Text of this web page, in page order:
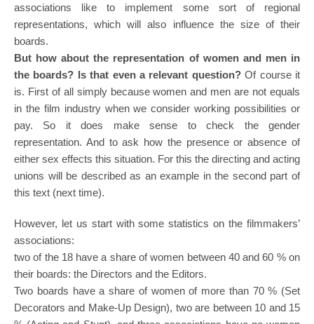
associations like to implement some sort of regional
representations, which will also influence the size of their
boards.
But how about the representation of women and men in
the boards? Is that even a relevant question?Of course it
is. First of all simply because women and men are not equals
in the film industry when we consider working possibilities or
pay. So it does make sense to check the gender
representation. And to ask how the presence or absence of
either sex effects this situation. For this the directing and acting
unions will be described as an example in the second part of
this text (next time).
However, let us start with some statistics on the filmmakers’
associations:
two of the 18 have a share of women between 40 and 60 % on
their boards: the Directors and the Editors.
Two boards have a share of women of more than 70 % (Set
Decorators and Make-Up Design), two are between 10 and 15